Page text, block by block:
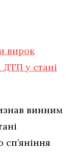
вирок
у стані
винним
сп’яніння